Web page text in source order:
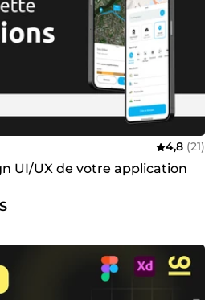
4,8 (21)
UI/UX de votre application